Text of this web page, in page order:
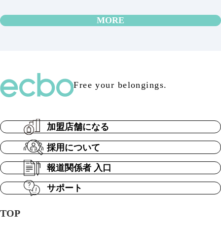
MORE
Free your belongings.
TOP
加盟店舗になる
採用について
報道関係者 入口
サポート